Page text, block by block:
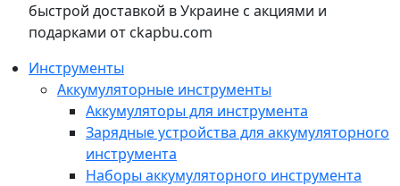
быстрой доставкой в Украине с акциями и
подарками от ckapbu.com
Инструменты
Аккумуляторные инструменты
Аккумуляторы для инструмента
Зарядные устройства для аккумуляторного
инструмента
Наборы аккумуляторного инструмента